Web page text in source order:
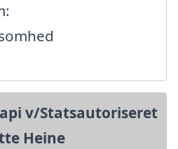
v/Statsautoriseret
Heine